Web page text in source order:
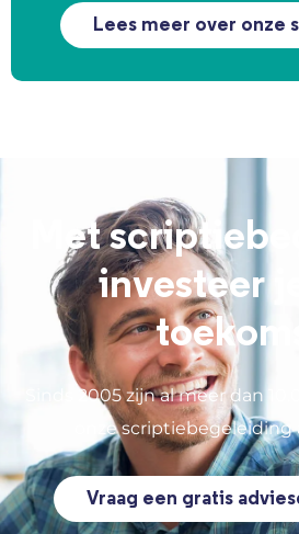
Lees meer over onze
Met
investeer
Sinds 2005 zijn al meer dan
onze scriptiebegeleiding
Vraag een gratis